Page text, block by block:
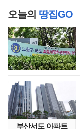
오늘의 땅집GO
부산서도 아파트